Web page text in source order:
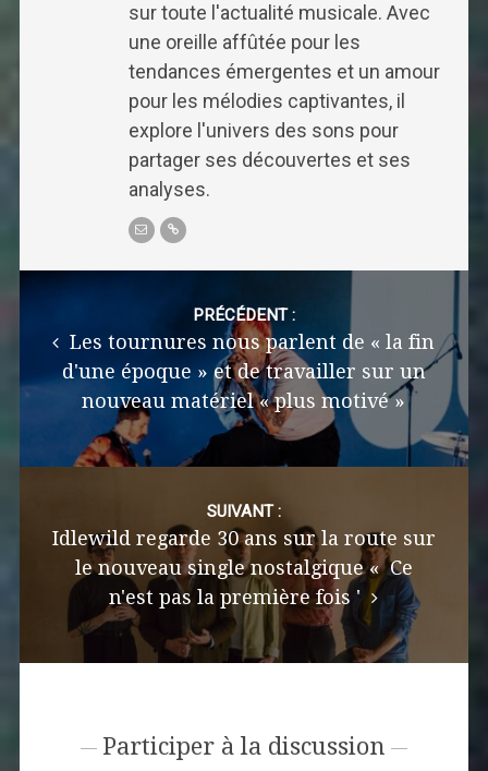
sur toute l'actualité musicale. Avec
une oreille affûtée pour les
tendances émergentes et un amour
pour les mélodies captivantes, il
explore l'univers des sons pour
partager ses découvertes et ses
analyses.
Post
PRÉCÉDENT :
Les tournures nous parlent de « la fin
d'une époque » et de travailler sur un
nouveau matériel « plus motivé »
SUIVANT :
Idlewild regarde 30 ans sur la route sur
le nouveau single nostalgique « Ce
n'est pas la première fois '
Participer à la discussion